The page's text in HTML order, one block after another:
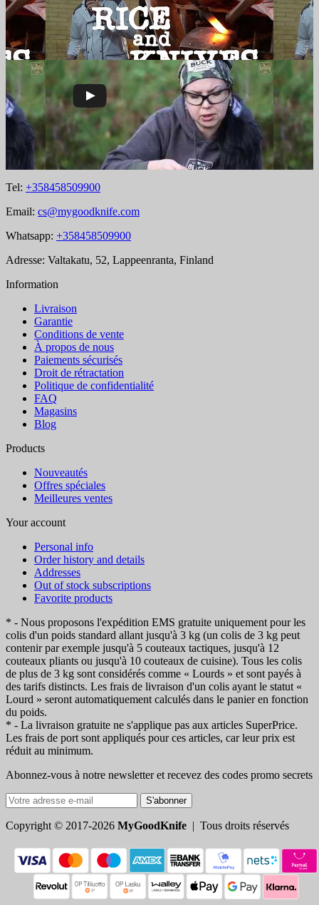
Tel: +358458509900
Email: cs@mygoodknife.com
Whatsapp: +358458509900
Adresse: Valtakatu, 52, Lappeenranta, Finland
Information
Livraison
Garantie
Conditions de vente
À propos de nous
Paiements sécurisés
Droit de rétractation
Politique de confidentialité
FAQ
Magasins
Blog
Products
Nouveautés
Offres spéciales
Meilleures ventes
Your account
Personal info
Order history and details
Addresses
Out of stock subscriptions
Favorite products
* - Nous proposons l'expédition EMS gratuite uniquement pour les
colis d'un poids standard allant jusqu'à 3 kg (un colis de 3 kg peut
contenir par exemple jusqu'à 5 couteaux tactiques, jusqu'à 12
couteaux pliants ou jusqu'à 10 couteaux de cuisine). Tous les colis
de plus de 3 kg sont considérés comme « Lourds » et sont payés à
des tarifs distincts. Les frais de livraison d'un colis ayant le statut «
Lourd » seront automatiquement calculés dans le panier en fonction
du poids.
* - La livraison gratuite ne s'applique pas aux articles SuperPrice.
Les frais de port sont appliqués pour ces articles, car leur prix est
réduit au minimum.
Abonnez-vous à notre newsletter et recevez des codes promo secrets
S'abonner
Copyright © 2017-2026 MyGoodKnife | Tous droits réservés